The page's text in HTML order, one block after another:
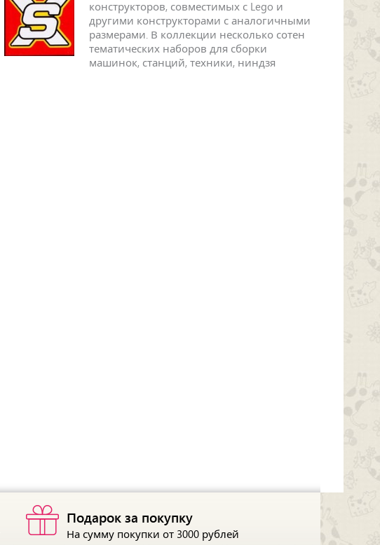
конструкторов, совместимых с Lego и
другими конструкторами с аналогичными
размерами. В коллекции несколько сотен
тематических наборов для сборки
машинок, станций, техники, ниндзя
Подарок за покупку
На сумму покупки от 3000 рублей